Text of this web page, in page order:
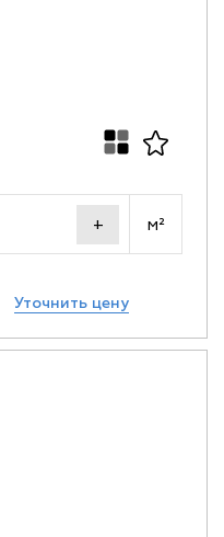
+ м²
Уточнить цену